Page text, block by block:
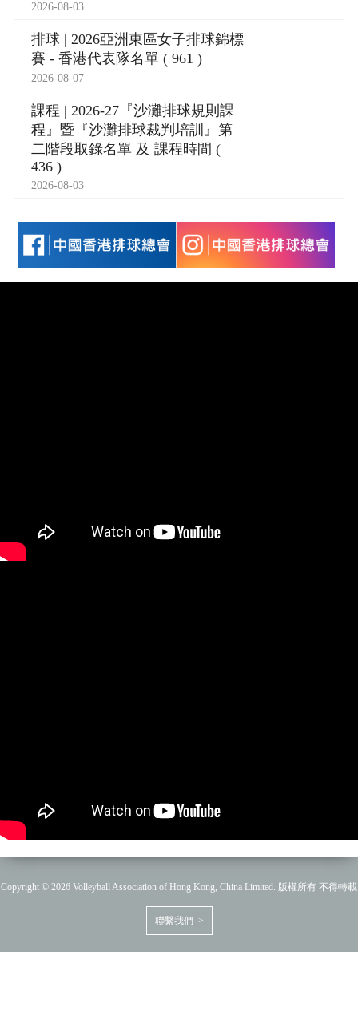
2026-08-03
排球 | 2026亞洲東區女子排球錦標
賽 - 香港代表隊名單 ( 961 )
2026-08-07
課程 | 2026-27『沙灘排球規則課
程』暨『沙灘排球裁判培訓』第
二階段取錄名單 及 課程時間 (
436 )
2026-08-03
Copyright © 2026 Volleyball Association of Hong Kong, China Limited. 版權所有 不得轉載
聯繫我們 >